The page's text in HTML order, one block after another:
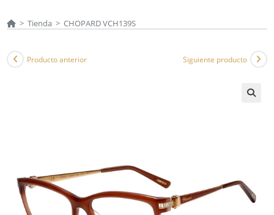
> Tienda > CHOPARD VCH139S
Producto anterior Siguiente producto